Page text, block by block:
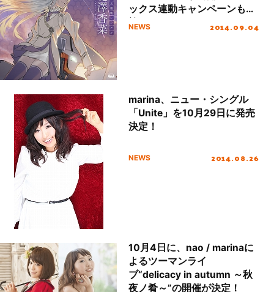
ックス連動キャンペーンも実
施！
NEWS 2014.09.04
marina、ニュー・シングル
「Unite」を10月29日に発売
決定！
NEWS 2014.08.26
10月4日に、nao / marinaに
よるツーマンライ
ブ“delicacy in autumn ～秋
夜ノ肴～”の開催が決定！